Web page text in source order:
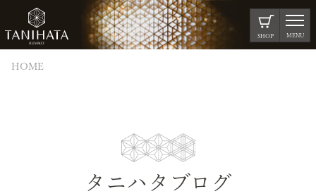
SHOP MENU
HOME
タニハタブログ